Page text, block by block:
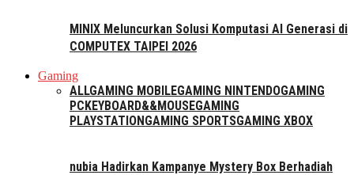
MINIX Meluncurkan Solusi Komputasi AI Generasi di
COMPUTEX TAIPEI 2026
Gaming
ALLGAMING MOBILEGAMING NINTENDOGAMING
PC KEYBOARD&&MOUSEGAMING
PLAYSTATION GAMING SPORTSGAMING XBOX
nubia Hadirkan Kampanye Mystery Box Berhadiah